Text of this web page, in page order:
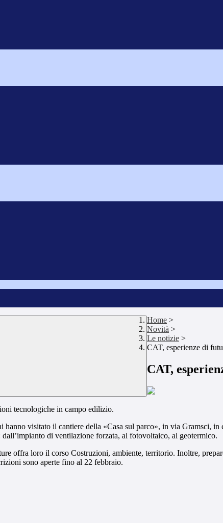
Home >
Novità >
Le notizie >
CAT, esperienze di
CAT,
tecnologiche in campo edilizio.
visitato il cantiere della «Casa sul parco», in via Gramsci,
di ventilazione forzata, al fotovoltaico, al geotermico.
offra loro il corso Costruzioni, ambiente, territorio. Inoltre,
sono aperte fino al 22 febbraio.